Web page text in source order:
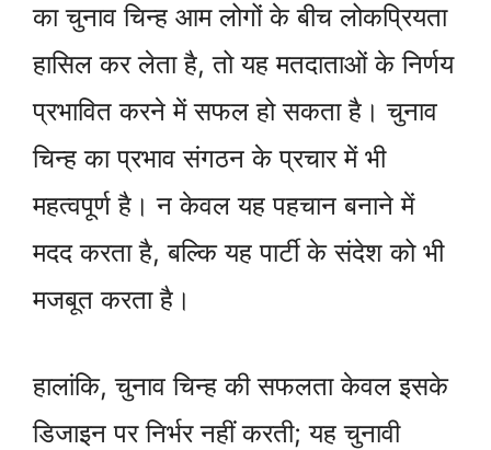
का चुनाव चिन्ह आम लोगों के बीच लोकप्रियता
हासिल कर लेता है, तो यह मतदाताओं के निर्णय
प्रभावित करने में सफल हो सकता है। चुनाव
चिन्ह का प्रभाव संगठन के प्रचार में भी
महत्वपूर्ण है। न केवल यह पहचान बनाने में
मदद करता है, बल्कि यह पार्टी के संदेश को भी
मजबूत करता है।
हालांकि, चुनाव चिन्ह की सफलता केवल इसके
डिजाइन पर निर्भर नहीं करती; यह चुनावी